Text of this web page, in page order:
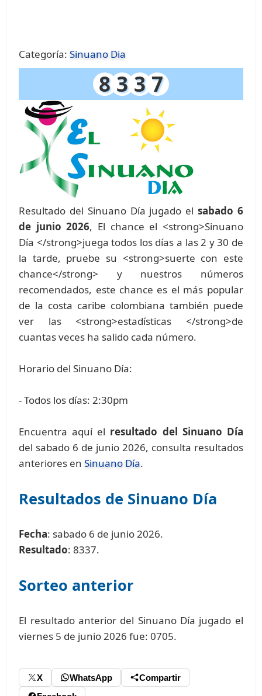
Categoría:Sinuano Dia
8 3 3 7
Resultado del Sinuano Día jugado elsabado 6
de junio 2026, El chance el <strong>Sinuano
Día </strong>juega todos los días a las 2 y 30 de
la tarde, pruebe su <strong>suerte con este
chance</strong> y nuestros números
recomendados, este chance es el más popular
de la costa caribe colombiana también puede
ver las <strong>estadísticas </strong>de
cuantas veces ha salido cada número.
Horario del Sinuano Día:
- Todos los días: 2:30pm
Encuentra aquí el resultado del Sinuano Día
del sabado 6 de junio 2026, consulta resultados
anteriores enSinuano Día.
Resultados de Sinuano Día
Fecha: sabado 6 de junio 2026.
Resultado: 8337.
Sorteo anterior
El resultado anterior del Sinuano Día jugado el
viernes 5 de junio 2026 fue: 0705.
X WhatsApp
Compartir